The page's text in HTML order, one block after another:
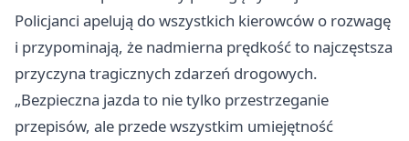
Policjanci apelują do wszystkich kierowców o rozwagę
i przypominają, że nadmierna prędkość to najczęstsza
przyczyna tragicznych zdarzeń drogowych.
„Bezpieczna jazda to nie tylko przestrzeganie
przepisów, ale przede wszystkim umiejętność